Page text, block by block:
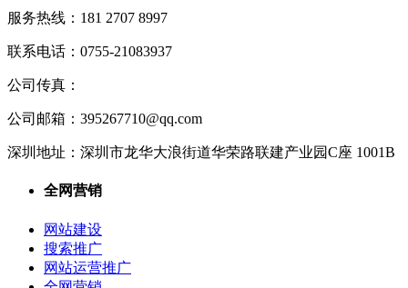
服务热线： 181 2707 8997
联系电话： 0755-21083937
公司传真：
公司邮箱： 395267710@qq.com
深圳地址： 深圳市龙华大浪街道华荣路联建产业园C座 1001B
全网营销
网站建设
搜索推广
网站运营推广